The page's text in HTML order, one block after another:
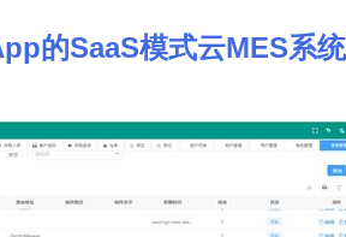
的SaaS模式云MES系